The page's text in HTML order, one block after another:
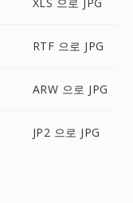
RTF 으로 JPG
ARW 으로 JPG
JP2 으로 JPG